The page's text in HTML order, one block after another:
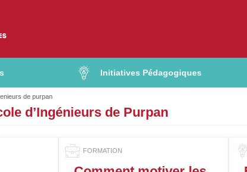
Initiatives Pédagogiques
de purpan
d’Ingénieurs de Purpan